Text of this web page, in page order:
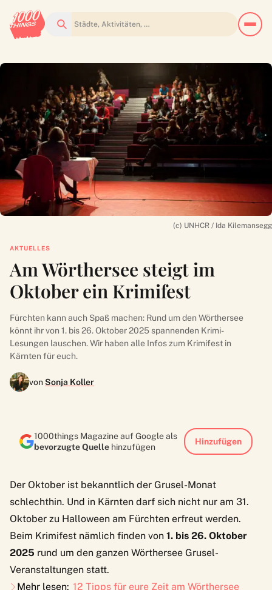
Suchen
(c) UNHCR / Ida Kilemansegg
AKTUELLES
Am Wörthersee steigt im
Oktober ein Krimifest
Fürchten kann auch Spaß machen: Rund um den Wörthersee
könnt ihr von 1. bis 26. Oktober 2025 spannenden Krimi-
Lesungen lauschen. Wir haben alle Infos zum Krimifest in
Kärnten für euch.
vonSonja Koller
1000things Magazine auf Google als
bevorzugte Quelle hinzufügen
Hinzufügen
Der Oktober ist bekanntlich der Grusel-Monat
schlechthin. Und in Kärnten darf sich nicht nur am 31.
Oktober zu Halloween am Fürchten erfreut werden.
Beim Krimifest nämlich finden von 1. bis 26. Oktober
2025 rund um den ganzen Wörthersee Grusel-
Veranstaltungen statt.
Mehr lesen: 12 Tipps für eure Zeit am Wörthersee